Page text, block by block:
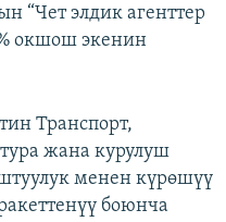
“Чет элдик агенттер
окшош экенин
Транспорт,
жана курулуш
менен күрөшүү
боюнча